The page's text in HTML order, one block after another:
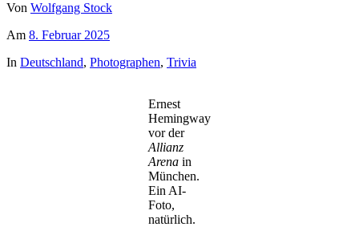
Von Wolfgang Stock
Am 8. Februar 2025
In Deutschland, Photographen, Trivia
Ernest
Hemingway
vor der
Allianz
Arena in
München.
Ein AI-
Foto,
natürlich.